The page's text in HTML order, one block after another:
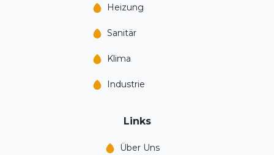
Heizung
Sanitär
Klima
Industrie
Links
Über Uns